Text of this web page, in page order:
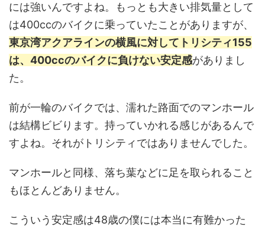
には強いんですよね。もっとも大きい排気量として
は400ccのバイクに乗っていたことがありますが、
東京湾アクアラインの横風に対してトリシティ155
は、400ccのバイクに負けない安定感がありまし
た。
前が一輪のバイクでは、濡れた路面でのマンホール
は結構ビビります。持っていかれる感じがあるんで
すよね。それがトリシティではありませんでした。
マンホールと同様、落ち葉などに足を取られること
もほとんどありません。
こういう安定感は48歳の僕には本当に有難かった